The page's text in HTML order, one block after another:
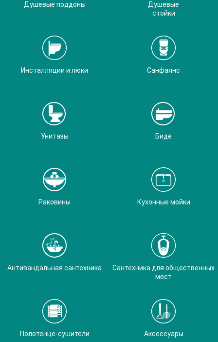
Душевые поддоны
Душевые
стойки
Инсталляции и люки Санфаянс
Унитазы Биде
Раковины Кухонные мойки
Антивандальная сантехника
Сантехника для общественных
мест
Полотенце-сушители Аксессуары